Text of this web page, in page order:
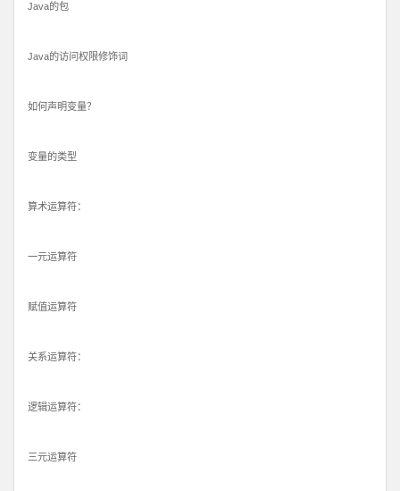
Java的包
Java的访问权限修饰词
如何声明变量？
变量的类型
算术运算符：
一元运算符
赋值运算符
关系运算符：
逻辑运算符：
三元运算符